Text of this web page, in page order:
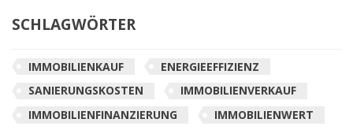
SCHLAGWÖRTER
IMMOBILIENKAUF
ENERGIEEFFIZIENZ
SANIERUNGSKOSTEN
IMMOBILIENVERKAUF
IMMOBILIENFINANZIERUNG
IMMOBILIENWERT